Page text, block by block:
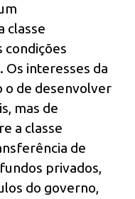
classe
condições
Os interesses da
o de desenvolver
mas de
a classe
de
privados,
do governo,